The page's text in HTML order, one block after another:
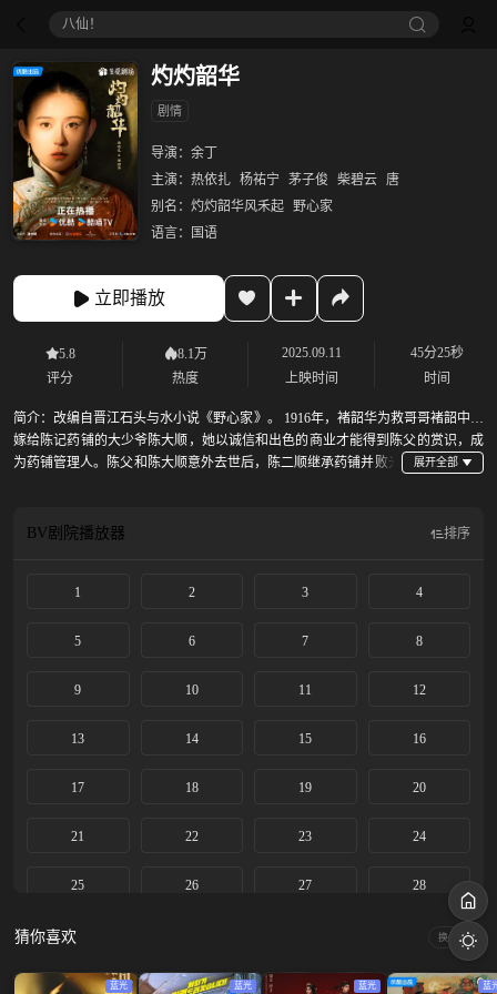
八仙！
灼灼韶华
剧情
导演： 余丁
主演： 热依扎 杨祐宁 茅子俊 柴碧云 唐
别名： 灼灼韶华风禾起 野心家
语言：
国语
立即播放
5.8
评分
8.1万
热度
2025.09.11
上映时间
45分25秒
时间
简介：改编自晋江石头与水小说《野心家》。 1916年，褚韶华为救哥哥褚韶中而
嫁给陈记药铺的大少爷陈大顺，她以诚信和出色的商业才能得到陈父的赏识，成
为药铺管理人。陈父和陈大顺意外去世后，陈二顺继承药铺并败光
洗劫一空，褚韶华也在这次劫难中失去女儿，伤心不已的她独自出走上海。褚韶
BV剧院播放器 排序
1 2 3 4
5 6 7 8
9 10 11 12
13 14 15 16
17 18 19 20
21 22 23 24
25 26 27 28
29
33 34 35 36
猜你喜欢 换一换
蓝光 蓝光 蓝光 蓝